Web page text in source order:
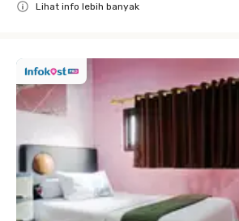
Lihat info lebih banyak